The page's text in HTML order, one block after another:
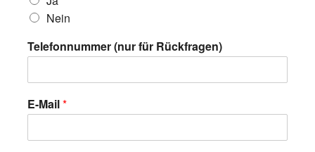
Nein
Telefonnummer (nur für Rückfragen)
*
o
e
E-Mail*